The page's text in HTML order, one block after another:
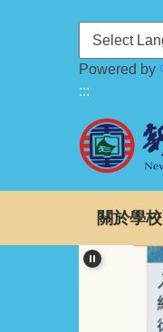
Powered by
:::
關於學校